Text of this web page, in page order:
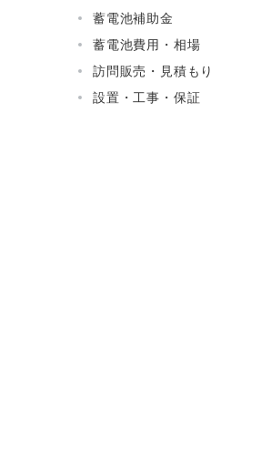
蓄電池補助金
蓄電池費用・相場
訪問販売・見積もり
設置・工事・保証